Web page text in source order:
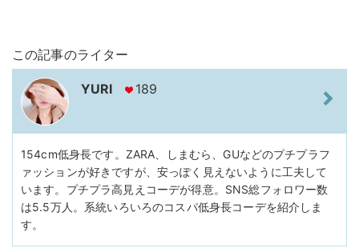
この記事のライター
YURI 189
154cm低身長です。ZARA、しまむら、GUなどのプチプラフ
ァッションが好きですが、安っぽく見えないように工夫して
います。プチプラ高見えコーデが得意。SNS総フォロワー数
は5.5万人。系統いろいろのコスパ低身長コーデを紹介しま
す。